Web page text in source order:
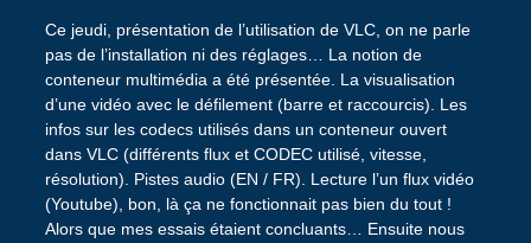
Ce jeudi, présentation de l’utilisation de VLC, on ne parle
pas de l’installation ni des réglages… La notion de
conteneur multimédia a été présentée. La visualisation
d’une vidéo avec le défilement (barre et raccourcis). Les
infos sur les codecs utilisés dans un conteneur ouvert
dans VLC (différents flux et CODEC utilisé, vitesse,
résolution). Pistes audio (EN / FR). Lecture l’un flux vidéo
(Youtube), bon, là ça ne fonctionnait pas bien du tout !
Alors que mes essais étaient concluants… Ensuite nous